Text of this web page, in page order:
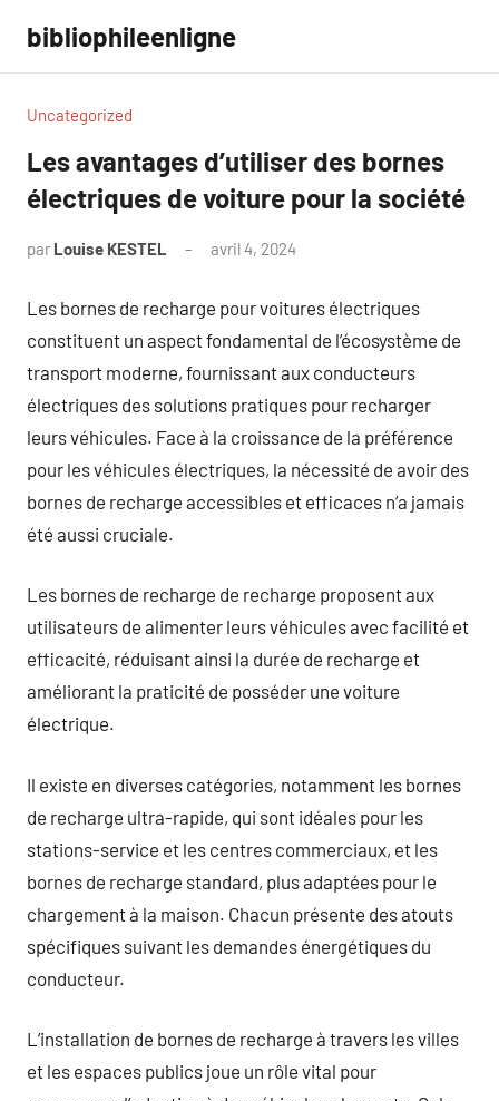
contenu
bibliophileenligne
Uncategorized
Les avantages d’utiliser des bornes
électriques de voiture pour la société
par Louise KESTEL avril 4, 2024
Les bornes de recharge pour voitures électriques
constituent un aspect fondamental de l’écosystème de
transport moderne, fournissant aux conducteurs
électriques des solutions pratiques pour recharger
leurs véhicules. Face à la croissance de la préférence
pour les véhicules électriques, la nécessité de avoir des
bornes de recharge accessibles et efficaces n’a jamais
été aussi cruciale.
Les bornes de recharge de recharge proposent aux
utilisateurs de alimenter leurs véhicules avec facilité et
efficacité, réduisant ainsi la durée de recharge et
améliorant la praticité de posséder une voiture
électrique.
Il existe en diverses catégories, notamment les bornes
de recharge ultra-rapide, qui sont idéales pour les
stations-service et les centres commerciaux, et les
bornes de recharge standard, plus adaptées pour le
chargement à la maison. Chacun présente des atouts
spécifiques suivant les demandes énergétiques du
conducteur.
L’installation de bornes de recharge à travers les villes
et les espaces publics joue un rôle vital pour